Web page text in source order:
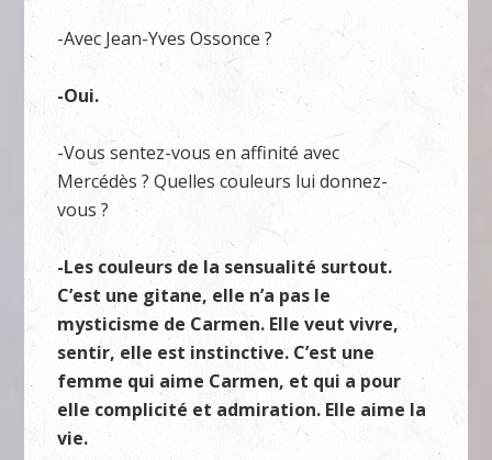
-Avec Jean-Yves Ossonce ?
-Oui.
-Vous sentez-vous en affinité avec
Mercédès ? Quelles couleurs lui donnez-
vous ?
-Les couleurs de la sensualité surtout.
C’est une gitane, elle n’a pas le
mysticisme de Carmen. Elle veut vivre,
sentir, elle est instinctive. C’est une
femme qui aime Carmen, et qui a pour
elle complicité et admiration. Elle aime la
vie.